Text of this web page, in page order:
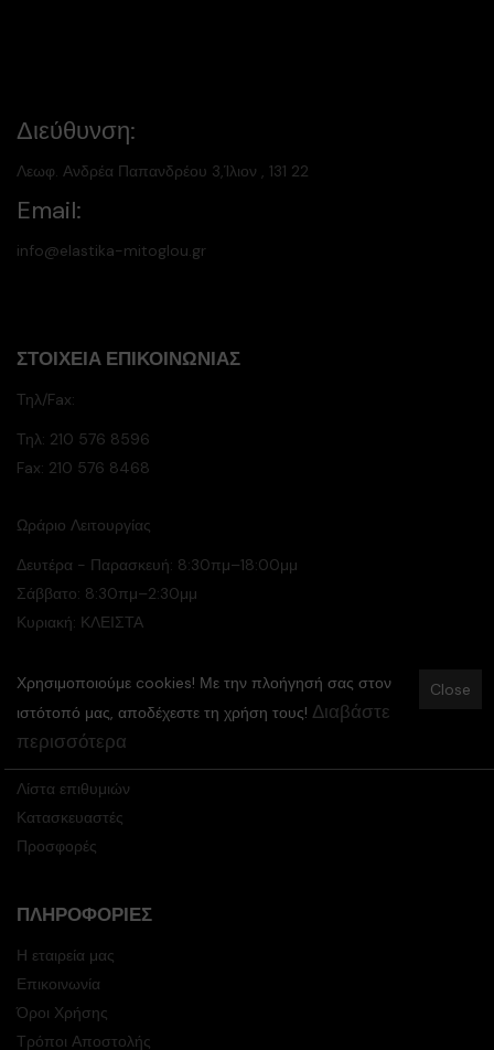
Διεύθυνση:
Λεωφ. Ανδρέα Παπανδρέου 3,Ίλιον , 131 22
Email:
info@elastika-mitoglou.gr
ΣΤΟΙΧΕΊΑ ΕΠΙΚΟΙΝΩΝΊΑΣ
Τηλ/Fax:
Τηλ: 210 576 8596
Fax: 210 576 8468
Ωράριο Λειτουργίας
Δευτέρα - Παρασκευή: 8:30πμ–18:00μμ
Σάββατο: 8:30πμ–2:30μμ
Κυριακή: ΚΛΕΙΣΤΑ
ΚΑΤΆΣΤΗΜΑ
Ο Λογαριασμός μου
Λίστα επιθυμιών
Κατασκευαστές
Προσφορές
ΠΛΗΡΟΦΟΡΊΕΣ
Η εταιρεία μας
Επικοινωνία
Όροι Χρήσης
Τρόποι Αποστολής
Close
Χρησιμοποιούμε cookies! Με την πλοήγησή σας στον
ιστότοπό μας, αποδέχεστε τη χρήση τους! Διαβάστε
περισσότερα